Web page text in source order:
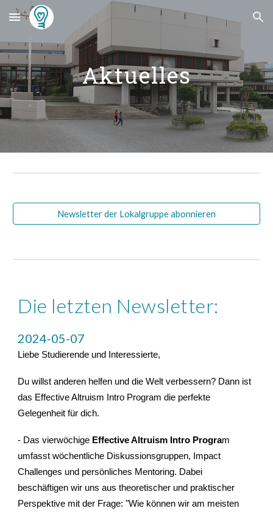
Skip to main content Skip to navigation
Aktuelles
Newsletter der Lokalgruppe abonnieren
Die letzten Newsletter:
2024-05-07
Liebe Studierende und Interessierte,
Du willst anderen helfen und die Welt verbessern? Dann ist
das Effective Altruism Intro Program die perfekte
Gelegenheit für dich.
- Das vierwöchige Effective Altruism Intro Program
umfasst wöchentliche Diskussionsgruppen, Impact
Challenges und persönliches Mentoring. Dabei
beschäftigen wir uns aus theoretischer und praktischer
Perspektive mit der Frage: "Wie können wir am meisten